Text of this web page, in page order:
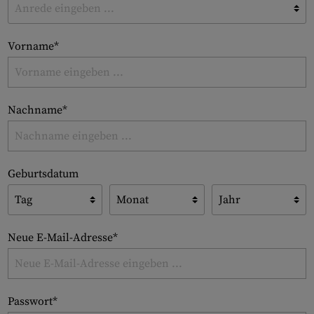
Vorname*
Nachname*
Geburtsdatum
Neue E-Mail-Adresse*
Passwort*